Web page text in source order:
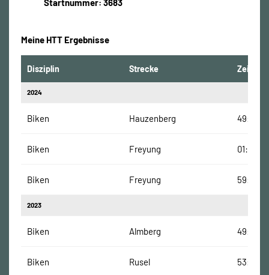
Startnummer: 3683
Meine HTT Ergebnisse
Disziplin Strecke Zeit
2024
Biken Hauzenberg 49:12
Biken Freyung
Biken Freyung 59:06
2023
Biken Almberg 49:47
Biken Rusel 53:41